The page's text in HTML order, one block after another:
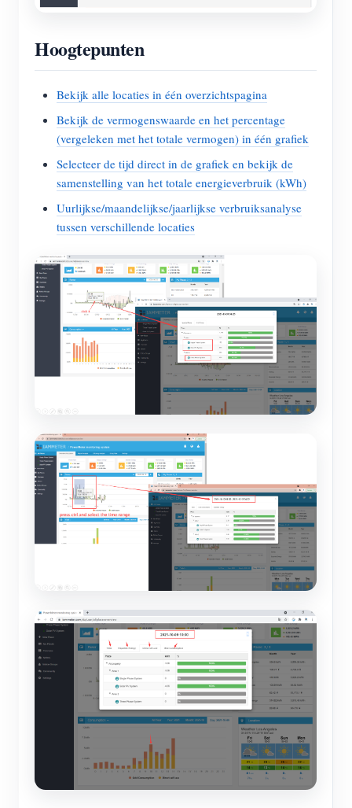
Hoogtepunten
Bekijk alle locaties in één overzichtspagina
Bekijk de vermogenswaarde en het percentage
(vergeleken met het totale vermogen) in één grafiek
Selecteer de tijd direct in de grafiek en bekijk de
samenstelling van het totale energieverbruik (kWh)
Uurlijkse/maandelijkse/jaarlijkse verbruiksanalyse
tussen verschillende locaties